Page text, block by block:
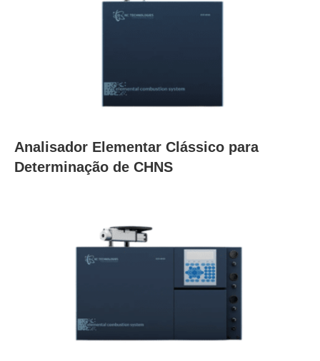
Analisador Elementar Clássico para
Determinação de CHNS